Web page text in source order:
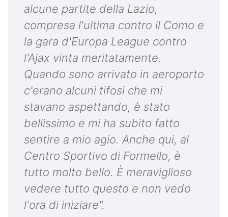
alcune partite della Lazio,
compresa l'ultima contro il Como e
la gara d'Europa League contro
l'Ajax vinta meritatamente.
Quando sono arrivato in aeroporto
c'erano alcuni tifosi che mi
stavano aspettando, è stato
bellissimo e mi ha subito fatto
sentire a mio agio. Anche qui, al
Centro Sportivo di Formello, è
tutto molto bello. È meraviglioso
vedere tutto questo e non vedo
l'ora di iniziare".